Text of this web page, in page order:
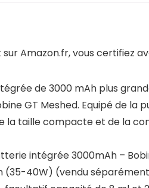
Amazon.fr, vous certifiez
de 3000 mAh plus
GT Meshed. Equipé de la
la taille compacte et de la
intégrée 3000mAh –
(35-40W) (vendu